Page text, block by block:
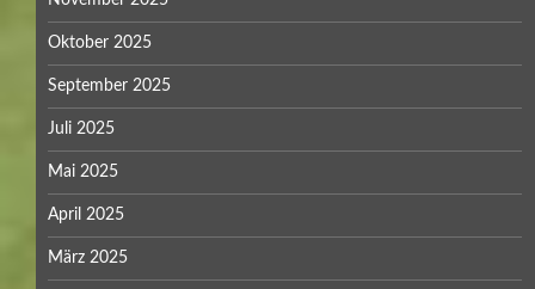
Oktober 2025
September 2025
Juli 2025
Mai 2025
April 2025
März 2025